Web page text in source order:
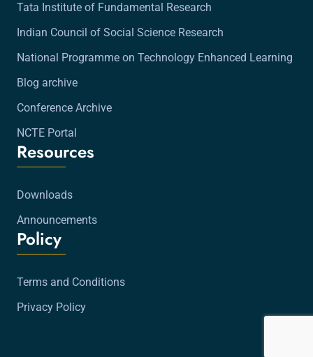
Tata Institute of Fundamental Research
Indian Council of Social Science Research
National Programme on Technology Enhanced Learning
Blog archive
Conference Archive
NCTE Portal
Resources
Downloads
Announcements
Policy
Terms and Conditions
Privacy Policy